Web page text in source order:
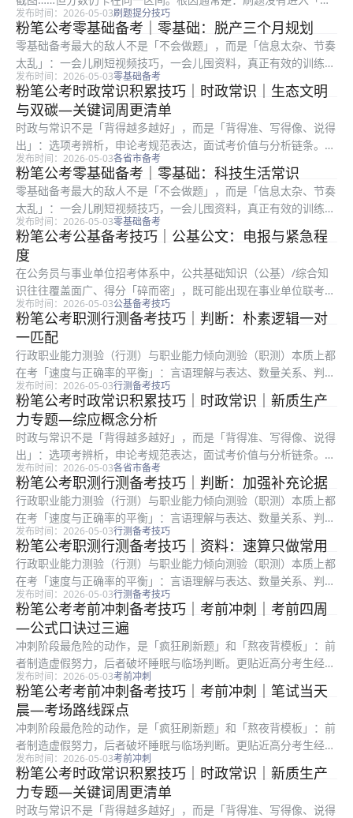
断—修正—再验证」的闭环。真正有效的刷题，是每一次做题都在
回答三个问题：我为什么对、我为什么错、下次同类题我第一步做
什么。套...
发布时间：2026-05-03刷题提分技巧
粉笔公考零基础备考｜零基础：脱产三个月规划
零基础备考最大的敌人不是「不会做题」，而是「信息太杂、节奏
太乱」：一会儿刷短视频技巧，一会儿囤资料，真正有效的训练时
间却被切碎。对第一次接触公务员考试流程的人来说，先把「考什
么、怎么考、我缺什么」三件事搞清楚，比盲目报班更重要。周目
标清晰。...
发布时间：2026-05-03零基础备考
粉笔公考时政常识积累技巧｜时政常识｜生态文明
与双碳—关键词周更清单
时政与常识不是「背得越多越好」，而是「背得准、写得像、说得
出」：选项考辨析，申论考规范表达，面试考价值与分析链条。很
多考生收藏大量文件却用不上，根因是缺少「转写」训练：把长文
件变关键词、把关键词变论证句、把论证句变答题结构。弱项要标
签化，别...
发布时间：2026-05-03各省市备考
粉笔公考零基础备考｜零基础：科技生活常识
零基础备考最大的敌人不是「不会做题」，而是「信息太杂、节奏
太乱」：一会儿刷短视频技巧，一会儿囤资料，真正有效的训练时
间却被切碎。对第一次接触公务员考试流程的人来说，先把「考什
么、怎么考、我缺什么」三件事搞清楚，比盲目报班更重要。每天
五条。 ...
发布时间：2026-05-03零基础备考
粉笔公考公基备考技巧｜公基公文：电报与紧急程
度
在公务员与事业单位招考体系中，公共基础知识（公基）/综合知
识往往覆盖面广、得分「碎而密」，既可能出现在事业单位联考、
地方单招，也可能与行政职业能力测验中的常识判断形成交叉。很
多考生刷了大量粉笔题库真题，却仍出现「会的不考、考的不
熟」：根因往...
发布时间：2026-05-03公基备考技巧
粉笔公考职测行测备考技巧｜判断：朴素逻辑一对
一匹配
行政职业能力测验（行测）与职业能力倾向测验（职测）本质上都
在考「速度与正确率的平衡」：言语理解与表达、数量关系、判断
推理、资料分析、常识判断五大板块，任何一块失控都会拖垮整卷
节奏。不少考生在粉笔全真模考里分数起伏很大，根因往往不是知
识点没学...
发布时间：2026-05-03行测备考技巧
粉笔公考时政常识积累技巧｜时政常识｜新质生产
力专题—综应概念分析
时政与常识不是「背得越多越好」，而是「背得准、写得像、说得
出」：选项考辨析，申论考规范表达，面试考价值与分析链条。很
多考生收藏大量文件却用不上，根因是缺少「转写」训练：把长文
件变关键词、把关键词变论证句、把论证句变答题结构。近五年本
地真题优...
发布时间：2026-05-03各省市备考
粉笔公考职测行测备考技巧｜判断：加强补充论据
行政职业能力测验（行测）与职业能力倾向测验（职测）本质上都
在考「速度与正确率的平衡」：言语理解与表达、数量关系、判断
推理、资料分析、常识判断五大板块，任何一块失控都会拖垮整卷
节奏。不少考生在粉笔全真模考里分数起伏很大，根因往往不是知
识点没学...
发布时间：2026-05-03行测备考技巧
粉笔公考职测行测备考技巧｜资料：速算只做常用
行政职业能力测验（行测）与职业能力倾向测验（职测）本质上都
在考「速度与正确率的平衡」：言语理解与表达、数量关系、判断
推理、资料分析、常识判断五大板块，任何一块失控都会拖垮整卷
节奏。不少考生在粉笔全真模考里分数起伏很大，根因往往不是知
识点没学...
发布时间：2026-05-03行测备考技巧
粉笔公考考前冲刺备考技巧｜考前冲刺｜考前四周
—公式口诀过三遍
冲刺阶段最危险的动作，是「疯狂刷新题」和「熬夜背模板」：前
者制造虚假努力，后者破坏睡眠与临场判断。更贴近高分考生经验
的路径，是「减量增效」：把已经会的内容练到不假思索，把仍会
错的题练到不再重复。官方文本优先于短视频经验帖。 粉笔教研
常提醒：...
发布时间：2026-05-03考前冲刺
粉笔公考考前冲刺备考技巧｜考前冲刺｜笔试当天
晨—考场路线踩点
冲刺阶段最危险的动作，是「疯狂刷新题」和「熬夜背模板」：前
者制造虚假努力，后者破坏睡眠与临场判断。更贴近高分考生经验
的路径，是「减量增效」：把已经会的内容练到不假思索，把仍会
错的题练到不再重复。把进面目标拆成每科贡献更可控。 粉笔教
研常提醒...
发布时间：2026-05-03考前冲刺
粉笔公考时政常识积累技巧｜时政常识｜新质生产
力专题—关键词周更清单
时政与常识不是「背得越多越好」，而是「背得准、写得像、说得